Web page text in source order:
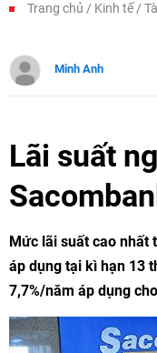
Trang chủ Kinh tế
Minh Anh
Lãi suất
Mức lãi suất cao nhất
áp dụng tại kì hạn 13
7,7%/năm áp dụng